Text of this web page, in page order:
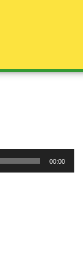
00:00